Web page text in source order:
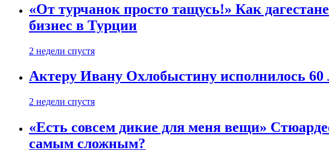
«От турчанок просто тащусь!» Как
бизнес в Турции
2 недели спустя
Актеру Ивану Охлобыстину исполнилось 60
2 недели спустя
«Есть совсем дикие для меня вещи»
самым сложным?